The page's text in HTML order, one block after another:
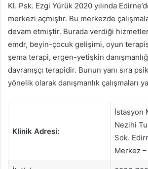
Kl. Psk. Ezgi Yürük 2020 yılında
merkezi açmıştır. Bu merkezde
devam etmiştir. Burada verdiği
emdr, beyin-çocuk gelişimi, oyun
şema terapi, ergen-yetişkin
davranışçı terapidir. Bunun yanı sıra
yönelik olarak danışmanlık çalışmaları
Klinik Adresi:
İstasyon
Nezihi
Sok.
Merkez